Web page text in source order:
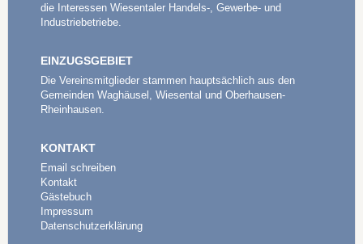
die Interessen Wiesentaler Handels-, Gewerbe- und
Industriebetriebe.
EINZUGSGEBIET
Die Vereinsmitglieder stammen hauptsächlich aus den
Gemeinden Waghäusel, Wiesental und Oberhausen-
Rheinhausen.
KONTAKT
Email schreiben
Kontakt
Gästebuch
Impressum
Datenschutzerklärung